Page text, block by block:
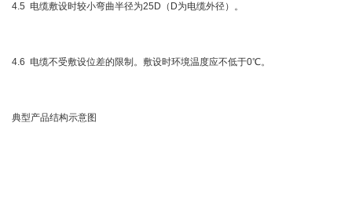
4.5 电缆敷设时较小弯曲半径为25D（D为电缆外径）。
4.6 电缆不受敷设位差的限制。敷设时环境温度应不低于0℃。
典型产品结构示意图